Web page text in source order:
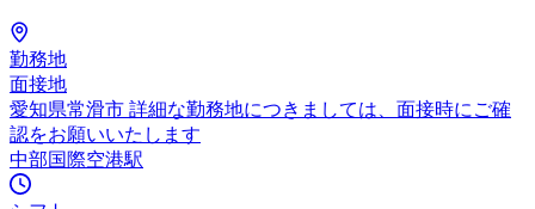
勤務地
面接地
愛知県常滑市 詳細な勤務地につきましては、面接時にご確
認をお願いいたします
中部国際空港駅